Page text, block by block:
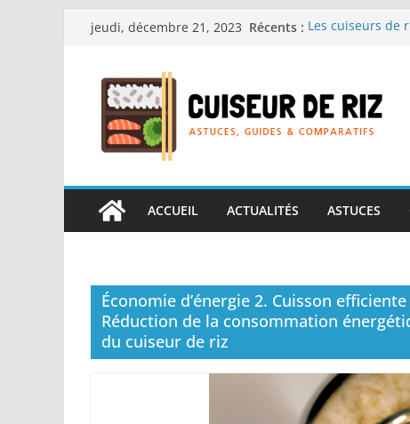
Passerjeudi, décembre 21, 2023 Récents : Les cuiseurs de
Les cuiseurs de
en grande
Les cuiseurs de
réconfortants.
ACCUEIL
ACTUALITÉS ASTUCES
Économie d’énergie 2. Cuisson
Réduction de la consommation
du cuiseur de riz